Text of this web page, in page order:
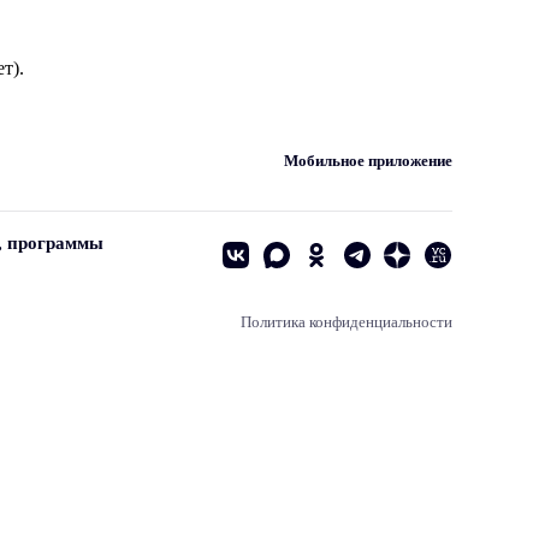
Мобильное приложение
программы
Политика конфиденциальности